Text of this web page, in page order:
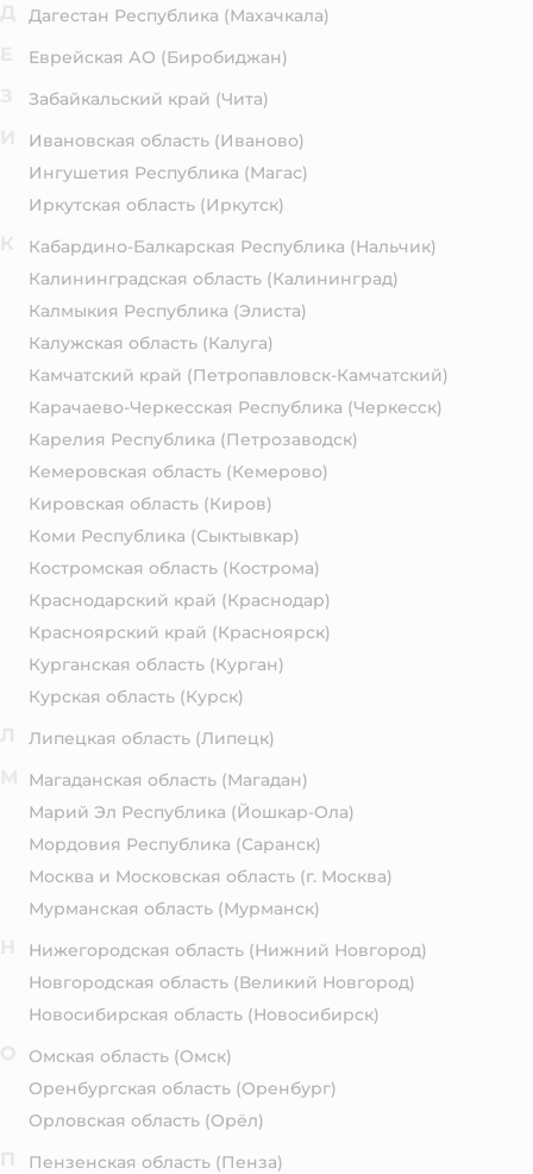
Дагестан Республика (Махачкала)
Еврейская АО (Биробиджан)
Забайкальский край (Чита)
Ивановская область (Иваново)
Ингушетия Республика (Магас)
Иркутская область (Иркутск)
Кабардино-Балкарская Республика (Нальчик)
Калининградская область (Калининград)
Калмыкия Республика (Элиста)
Калужская область (Калуга)
Камчатский край (Петропавловск-Камчатский)
Карачаево-Черкесская Республика (Черкесск)
Карелия Республика (Петрозаводск)
Кемеровская область (Кемерово)
Кировская область (Киров)
Коми Республика (Сыктывкар)
Костромская область (Кострома)
Краснодарский край (Краснодар)
Красноярский край (Красноярск)
Курганская область (Курган)
Курская область (Курск)
Липецкая область (Липецк)
Магаданская область (Магадан)
Марий Эл Республика (Йошкар-Ола)
Мордовия Республика (Саранск)
Москва и Московская область (г. Москва)
Мурманская область (Мурманск)
Нижегородская область (Нижний Новгород)
Новгородская область (Великий Новгород)
Новосибирская область (Новосибирск)
Омская область (Омск)
Оренбургская область (Оренбург)
Орловская область (Орёл)
Пензенская область (Пенза)